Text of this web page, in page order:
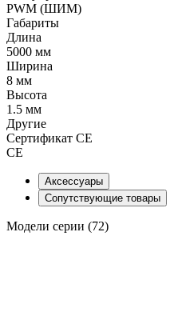
PWM (ШИМ)
Габариты
Длина
5000 мм
Ширина
8 мм
Высота
1.5 мм
Другие
Сертификат CE
CE
Аксессуары
Сопутствующие товары
Модели серии (72)